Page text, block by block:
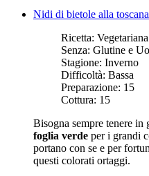
Nidi di bietole alla toscana
Ricetta: Vegetariana
Senza: Glutine e
Stagione: Inverno
Difficoltà: Bassa
Preparazione: 15
Cottura: 15
Bisogna sempre tenere in
foglia verde per i grandi
portano con se e per
questi colorati ortaggi.